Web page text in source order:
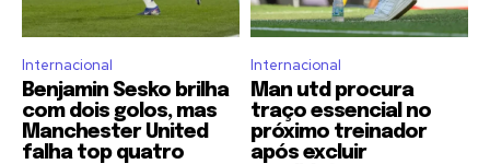
Internacional
Benjamin Sesko brilha
com dois golos, mas
Manchester United
falha top quatro
Internacional
Man utd procura
traço essencial no
próximo treinador
após excluir